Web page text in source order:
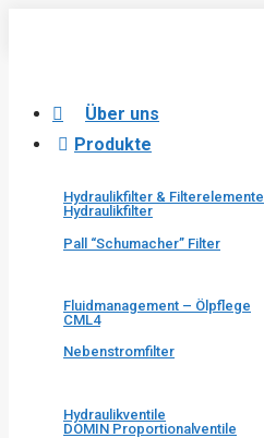
Über uns
Produkte
Hydraulikfilter & Filterelemente
Hydraulikfilter
Pall “Schumacher” Filter
Fluidmanagement – Ölpflege
CML4
Nebenstromfilter
Hydraulikventile
DOMIN Proportionalventile